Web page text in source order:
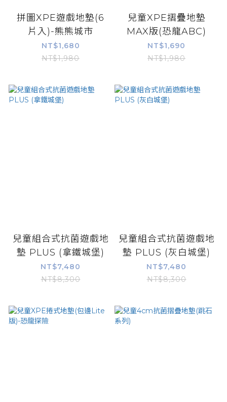
拼圖XPE遊戲地墊(6
片入)-熊熊城市
NT$1,680
NT$1,980
兒童XPE摺疊地墊
MAX版(恐龍ABC)
NT$1,690
NT$1,980
兒童組合式抗菌遊戲地
墊 PLUS (拿鐵城堡)
NT$7,480
NT$8,300
兒童組合式抗菌遊戲地
墊 PLUS (灰白城堡)
NT$7,480
NT$8,300